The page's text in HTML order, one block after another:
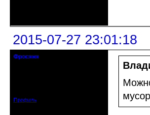
2015-07-27 23:01:18
Фросяня
Профиль